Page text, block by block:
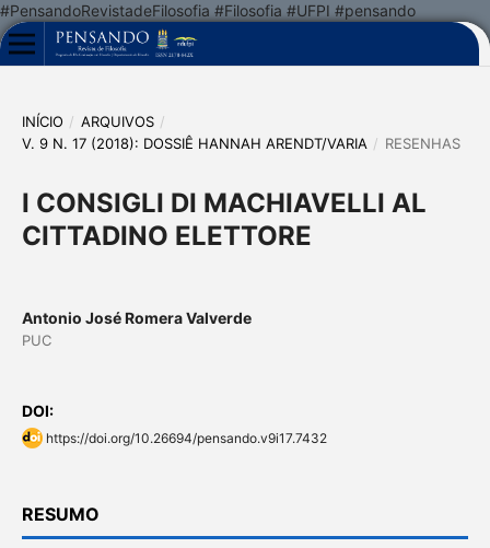
#PensandoRevistadeFilosofia #Filosofia #UFPI #pensando
INÍCIO / ARQUIVOS /
V. 9 N. 17 (2018): DOSSIÊ HANNAH ARENDT/VARIA / RESENHAS
I CONSIGLI DI MACHIAVELLI AL
CITTADINO ELETTORE
Antonio José Romera Valverde
PUC
DOI:
https://doi.org/10.26694/pensando.v9i17.7432
RESUMO